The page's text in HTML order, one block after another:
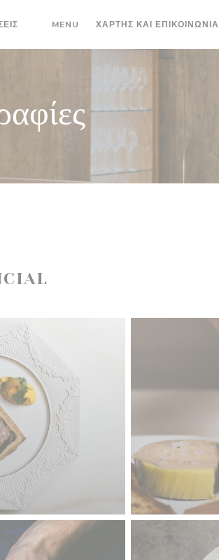
MENU ((ΑΝΟΊΓΕΙ ΣΕ ΝΈΟ ΠΑΡΆΘΥΡΟ))
ΧΆΡΤΗΣ ΚΑΙ ΕΠΙΚΟΙΝΩΝΊΑ